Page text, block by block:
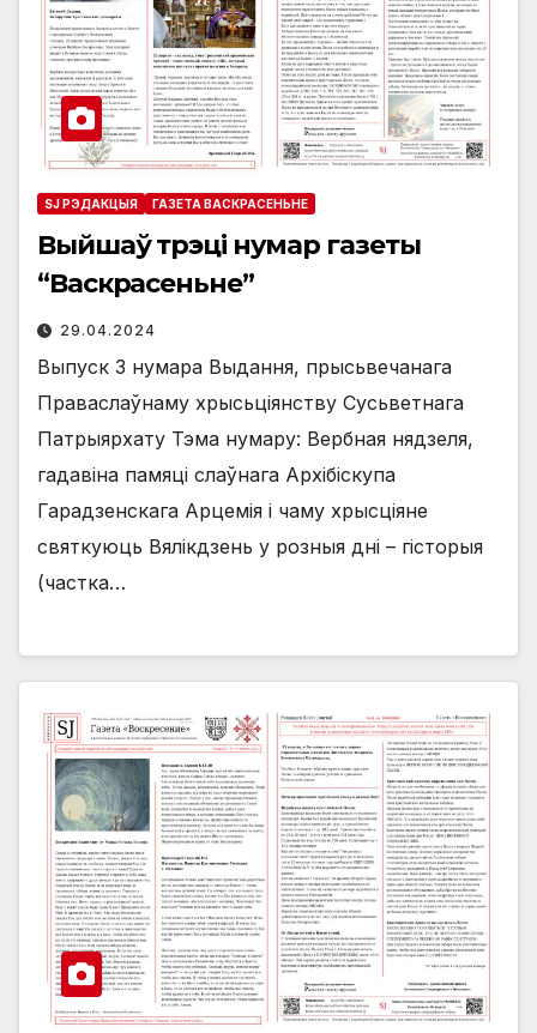
SJ РЭДАКЦЫЯ ГАЗЕТА ВАСКРАСЕНЬНЕ
Выйшаў трэці нумар газеты
“Васкрасеньне”
29.04.2024
Выпуск 3 нумара Выдання, прысьвечанага
Праваслаўнаму хрысьціянству Сусьветнага
Патрыярхату Тэма нумару: Вербная нядзеля,
гадавіна памяці слаўнага Архібіскупа
Гарадзенскага Арцемія і чаму хрысціяне
святкуюць Вялікдзень у розныя дні – гісторыя
(частка…